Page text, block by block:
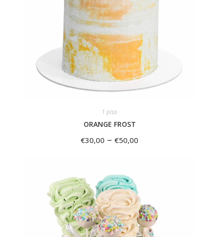
1 piso
ORANGE FROST
€30,00 – €50,00